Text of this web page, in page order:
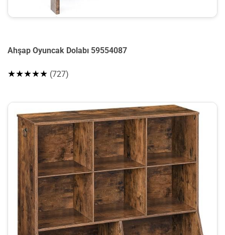
Ahşap Oyuncak Dolabı 59554087
★★★★★ (727)